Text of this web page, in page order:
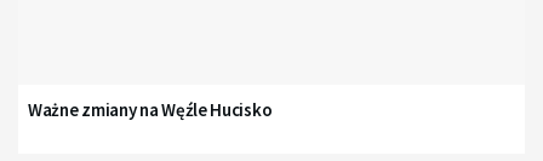
Ważne zmiany na Węźle Hucisko